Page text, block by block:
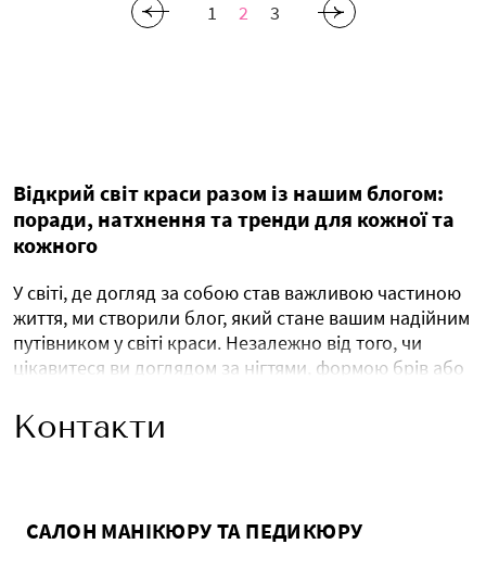
1 2 3
Відкрий світ краси разом із нашим блогом:
поради, натхнення та тренди для кожної та
кожного
У світі, де догляд за собою став важливою частиною
життя, ми створили блог, який стане вашим надійним
путівником у світі краси. Незалежно від того, чи
цікавитеся ви доглядом за нігтями, формою брів або
нашому блозі ви знайдете найактуальніші поради,
ідеї та секрети. Ми розповімо про останні новинки в
Контакти
САЛОН МАНІКЮРУ ТА ПЕДИКЮРУ